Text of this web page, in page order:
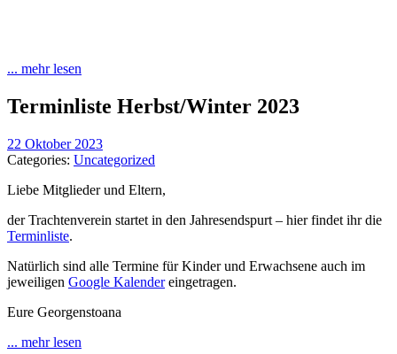
... mehr lesen
Terminliste Herbst/Winter 2023
22 Oktober 2023
Categories: Uncategorized
Liebe Mitglieder und Eltern,
der Trachtenverein startet in den Jahresendspurt – hier findet ihr die
Terminliste.
Natürlich sind alle Termine für Kinder und Erwachsene auch im
jeweiligen Google Kalendereingetragen.
Eure Georgenstoana
... mehr lesen